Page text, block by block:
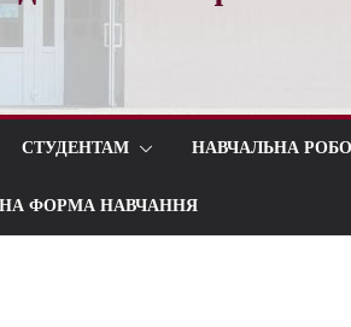
СТУДЕНТАМ НАВЧАЛЬНА
ФОРМА НАВЧАННЯ